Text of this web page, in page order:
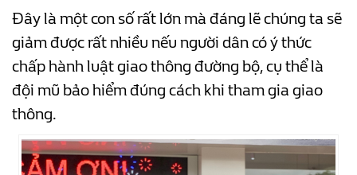
Đây là một con số rất lớn mà đáng lẽ chúng ta sẽ
giảm được rất nhiều nếu người dân có ý thức
chấp hành luật giao thông đường bộ, cụ thể là
đội mũ bảo hiểm đúng cách khi tham gia giao
thông.